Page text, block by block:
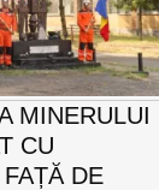
MINERULUI
CU
DE